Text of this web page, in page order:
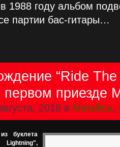
1988 году альбом
партии бас-гитары…
“Ride
приезде
2018 в Metallica,
буклета